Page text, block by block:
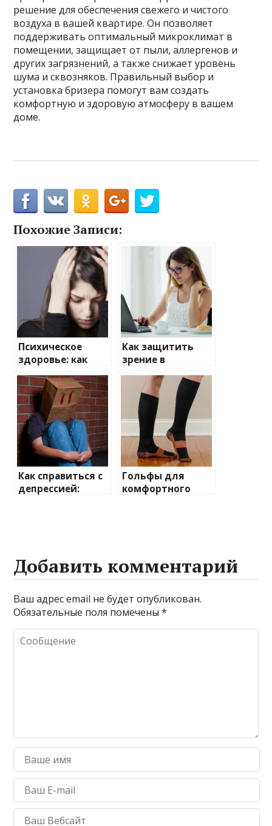
решение для обеспечения свежего и чистого
воздуха в вашей квартире. Он позволяет
поддерживать оптимальный микроклимат в
помещении, защищает от пыли, аллергенов и
других загрязнений, а также снижает уровень
шума и сквозняков. Правильный выбор и
установка бризера помогут вам создать
комфортную и здоровую атмосферу в вашем
доме.
Похожие Записи:
Психическое
здоровье: как
бороться с
тревожностью
Как защитить
зрение в
условиях экрана
компьютера
Как справиться с
депрессией:
Гольфы для
комфортного
Добавить комментарий
Ваш адрес email не будет опубликован.
Обязательные поля помечены*